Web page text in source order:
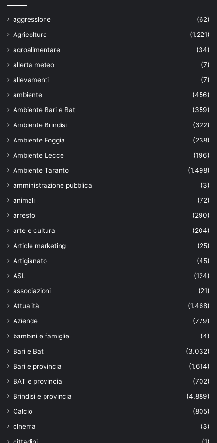
aggressione
(62)
Agricoltura
(1.221)
agroalimentare
(34)
allerta meteo
(7)
allevamenti
(7)
ambiente
(456)
Ambiente Bari e Bat
(359)
Ambiente Brindisi
(322)
Ambiente Foggia
(238)
Ambiente Lecce
(196)
Ambiente Taranto
(1.498)
amministrazione pubblica
(3)
animali
(72)
arresto
(290)
arte e cultura
(204)
Article marketing
(25)
Artigianato
(45)
ASL
(124)
associazioni
(21)
Attualità
(1.468)
Aziende
(779)
bambini e famiglie
(4)
Bari e Bat
(3.032)
Bari e provincia
(1.614)
BAT e provincia
(702)
Brindisi e provincia
(4.889)
Calcio
(805)
cinema
(3)
cittadini
(1)